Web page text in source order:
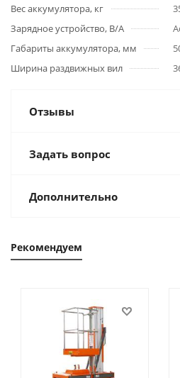
Вес аккумулятора, кг
Зарядное устройство, В/А
Габариты аккумулятора, мм
Ширина раздвижных вил
Отзывы
Задать вопрос
Дополнительно
Рекомендуем